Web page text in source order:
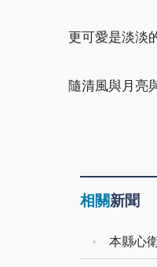
更可愛是淡淡
隨清風與月亮
相關新聞
本縣心